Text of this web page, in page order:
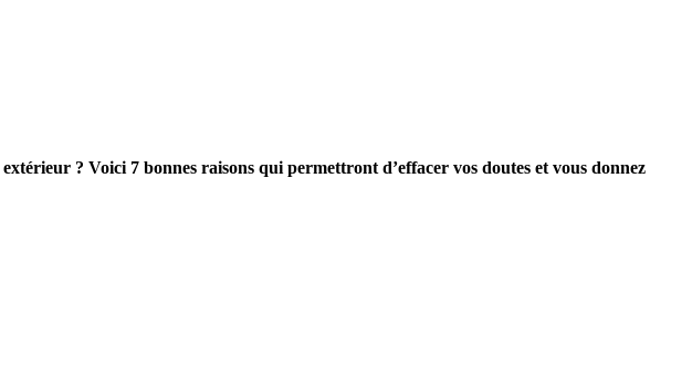
? Voici 7 bonnes raisons qui permettront d’effacer vos doutes et vous donnez